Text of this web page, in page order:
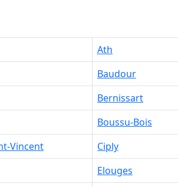
Ath
Baudour
Bernissart
Boussu-Bois
Vincent
Ciply
Elouges